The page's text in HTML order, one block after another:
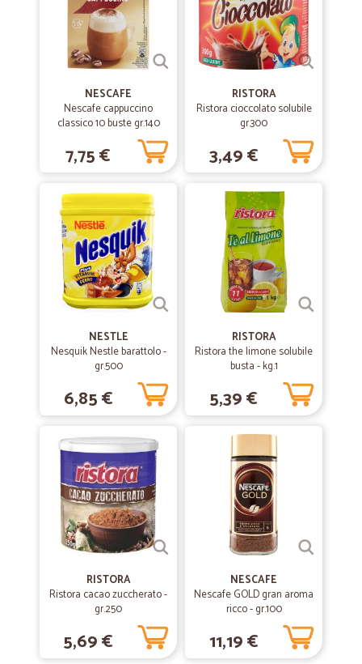
la merce è arrivata subito e in ottimo stato grazie
NESCAFE
Nescafe cappuccino
classico 10 buste gr.140
7,75 €
RISTORA
Ristora cioccolato solubile
gr.300
3,49 €
NESTLE
Nesquik Nestle barattolo -
gr.500
6,85 €
RISTORA
Ristora the limone solubile
busta - kg.1
5,39 €
RISTORA
Ristora cacao zuccherato -
gr.250
5,69 €
NESCAFE
Nescafe GOLD gran aroma
ricco - gr.100
11,19 €